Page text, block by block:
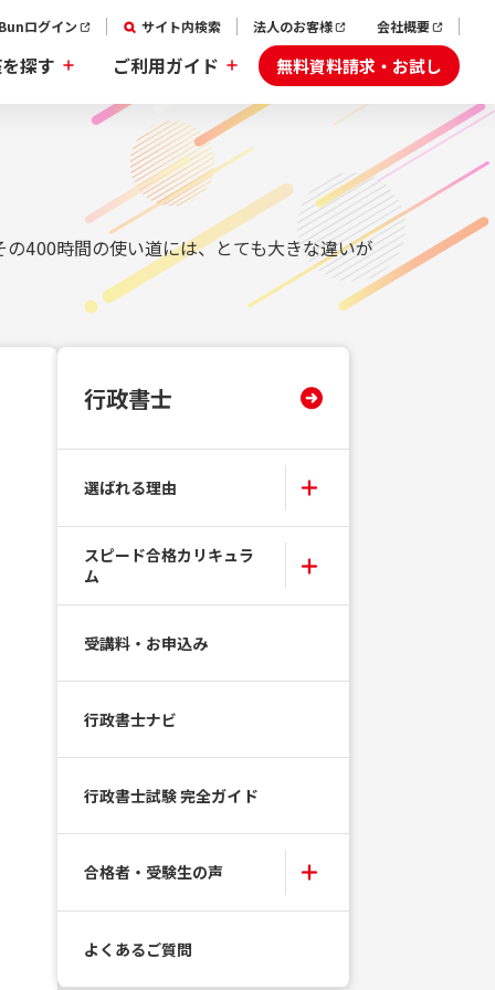
ログイン サイト内検索 法人のお客様 会社概要
探す ご利用ガイド 無料資料請求・お試し
400時間の使い道には、とても大きな違いが
行政書士
選ばれる理由
スピード合格カリキュラ
ム
受講料・お申込み
行政書士ナビ
行政書士試験 完全ガイド
合格者・受験生の声
よくあるご質問